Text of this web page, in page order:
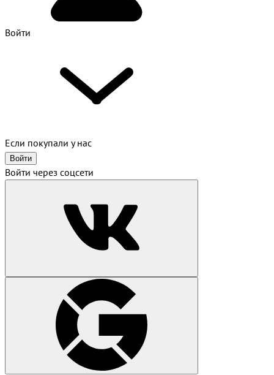
Войти
Если покупали у нас
Войти
Войти через соцсети